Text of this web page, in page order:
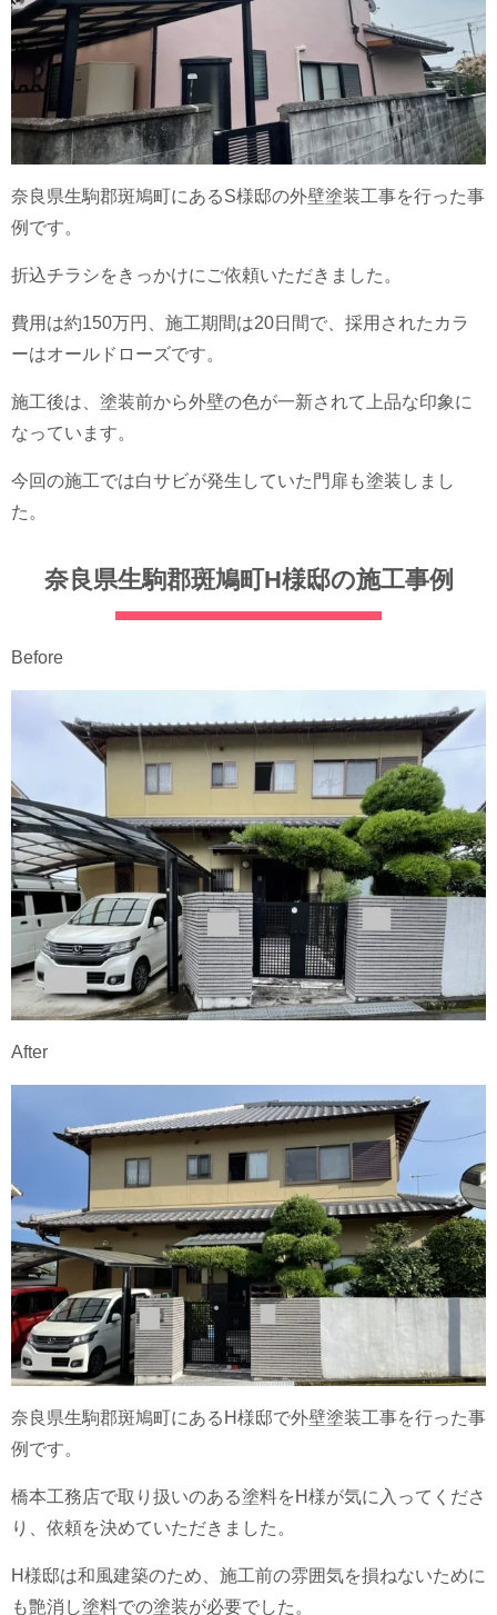
奈良県生駒郡斑鳩町にあるS様邸の外壁塗装工事を行った事
例です。
折込チラシをきっかけにご依頼いただきました。
費用は約150万円、施工期間は20日間で、採用されたカラ
ーはオールドローズです。
施工後は、塗装前から外壁の色が一新されて上品な印象に
なっています。
今回の施工では白サビが発生していた門扉も塗装しまし
た。
奈良県生駒郡斑鳩町H様邸の施工事例
Before
After
奈良県生駒郡斑鳩町にあるH様邸で外壁塗装工事を行った事
例です。
橋本工務店で取り扱いのある塗料をH様が気に入ってくださ
り、依頼を決めていただきました。
H様邸は和風建築のため、施工前の雰囲気を損ねないために
も艶消し塗料での塗装が必要でした。